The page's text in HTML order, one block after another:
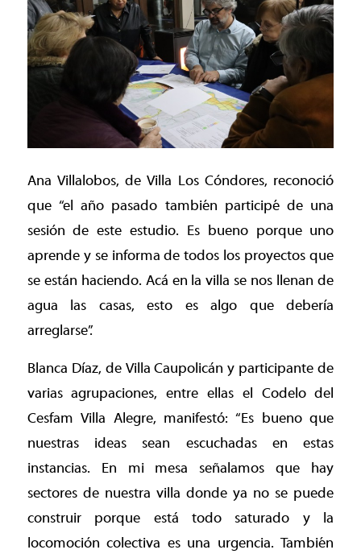
Ana Villalobos, de Villa Los Cóndores, reconoció
que “el año pasado también participé de una
sesión de este estudio. Es bueno porque uno
aprende y se informa de todos los proyectos que
se están haciendo. Acá en la villa se nos llenan de
agua las casas, esto es algo que debería
arreglarse”.
Blanca Díaz, de Villa Caupolicán y participante de
varias agrupaciones, entre ellas el Codelo del
Cesfam Villa Alegre, manifestó: “Es bueno que
nuestras ideas sean escuchadas en estas
instancias. En mi mesa señalamos que hay
sectores de nuestra villa donde ya no se puede
construir porque está todo saturado y la
locomoción colectiva es una urgencia. También